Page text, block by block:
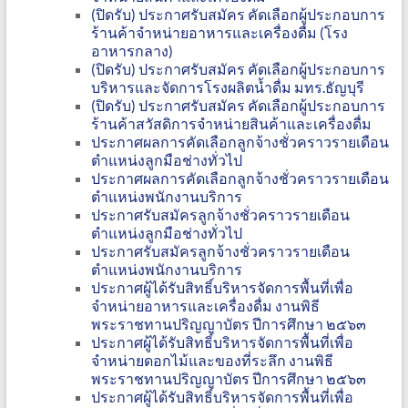
(ปิดรับ) ประกาศรับสมัคร คัดเลือกผู้ประกอบการ
ร้านค้าจำหน่ายอาหารและเครื่องดื่ม (โรง
อาหารกลาง)
(ปิดรับ) ประกาศรับสมัคร คัดเลือกผู้ประกอบการ
บริหารและจัดการโรงผลิตน้ำดื่ม มทร.ธัญบุรี
(ปิดรับ) ประกาศรับสมัคร คัดเลือกผู้ประกอบการ
ร้านค้าสวัสดิการจำหน่ายสินค้าและเครื่องดื่ม
ประกาศผลการคัดเลือกลูกจ้างชั่วคราวรายเดือน
ตำแหน่งลูกมือช่างทั่วไป
ประกาศผลการคัดเลือกลูกจ้างชั่วคราวรายเดือน
ตำแหน่งพนักงานบริการ
ประกาศรับสมัครลูกจ้างชั่วคราวรายเดือน
ตำแหน่งลูกมือช่างทั่วไป
ประกาศรับสมัครลูกจ้างชั่วคราวรายเดือน
ตำแหน่งพนักงานบริการ
ประกาศผู้ได้รับสิทธิ์บริหารจัดการพื้นที่เพื่อ
จำหน่ายอาหารและเครื่องดื่ม งานพิธี
พระราชทานปริญญาบัตร ปีการศึกษา ๒๕๖๓
ประกาศผู้ได้รับสิทธิ์บริหารจัดการพื้นที่เพื่อ
จำหน่ายดอกไม้และของที่ระลึก งานพิธี
พระราชทานปริญญาบัตร ปีการศึกษา ๒๕๖๓
ประกาศผู้ได้รับสิทธิ์บริหารจัดการพื้นที่เพื่อ